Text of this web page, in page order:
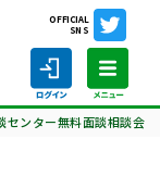
OFFICIAL
SNS
定期相談会
センター無料面談相談会